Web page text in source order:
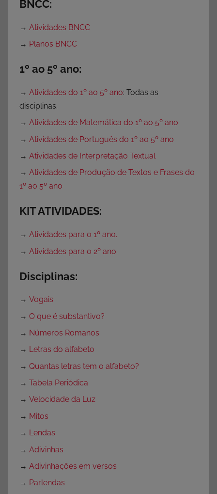
BNCC:
→ Atividades BNCC
→ Planos BNCC
1º ao 5º ano:
→ Atividades do 1º ao 5º ano: Todas as
disciplinas.
→ Atividades de Matemática do 1º ao 5º ano
→ Atividades de Português do 1º ao 5º ano
→ Atividades de Interpretação Textual
→ Atividades de Produção de Textos e Frases do
1º ao 5º ano
KIT ATIVIDADES:
→ Atividades para o 1º ano.
→ Atividades para o 2º ano.
Disciplinas:
→ Vogais
→ O que é substantivo?
→ Números Romanos
→ Letras do alfabeto
→ Quantas letras tem o alfabeto?
→ Tabela Periódica
→ Velocidade da Luz
→ Mitos
→ Lendas
→ Adivinhas
→ Adivinhações em versos
→ Parlendas